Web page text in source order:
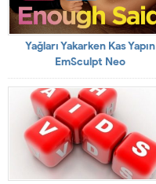
Yağları Yakarken Kas Yapın
EmSculpt Neo